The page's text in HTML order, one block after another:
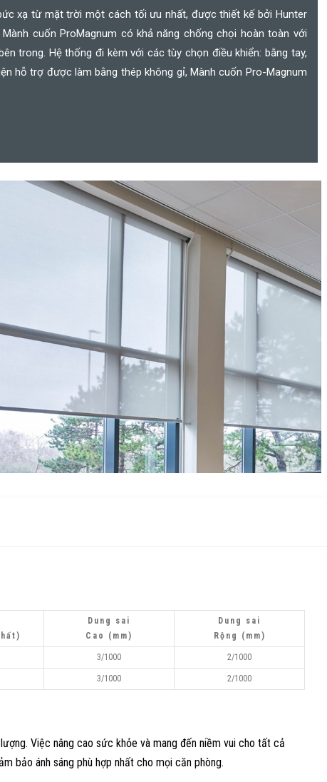
xạ từ mặt trời một cách tối ưu nhất, được thiết kế bởi Hunter
cuốn ProMagnum có khả năng chống chọi hoàn toàn với
trong. Hệ thống đi kèm với các tùy chọn điều khiển: bằng tay,
hỗ trợ được làm bằng thép không gỉ, Mành cuốn Pro-Magnum
Dung sai
Cao
(mm)
Dung sai
Rộng
(mm)
3/1000 2/1000
3/1000 2/1000
Việc nâng cao sức khỏe và mang đến niềm vui cho tất cả
bảo ánh sáng phù hợp nhất cho mọi căn phòng.